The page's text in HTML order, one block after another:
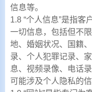
信息等。
1.8 “个人信息”是指客
一切信息，包括但不
地、婚姻状况、国籍
录、个人犯罪记录、
息、视频录像、电话
可能涉及个人隐私的信